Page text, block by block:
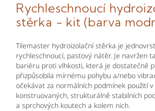
Rychleschnoucí
stěrka - kit (barva
Tilemaster hydroizolační stěrka je
rychleschnoucí, pastový nátěr. Je navržen
bariéru proti vlhkosti, která je dostatečně
přizpůsobila mírnému pohybu a/nebo
očekávat za normálních podmínek použití
konstruovaných, strukturálně stabilních
a sprchových koutech a kolem nich.